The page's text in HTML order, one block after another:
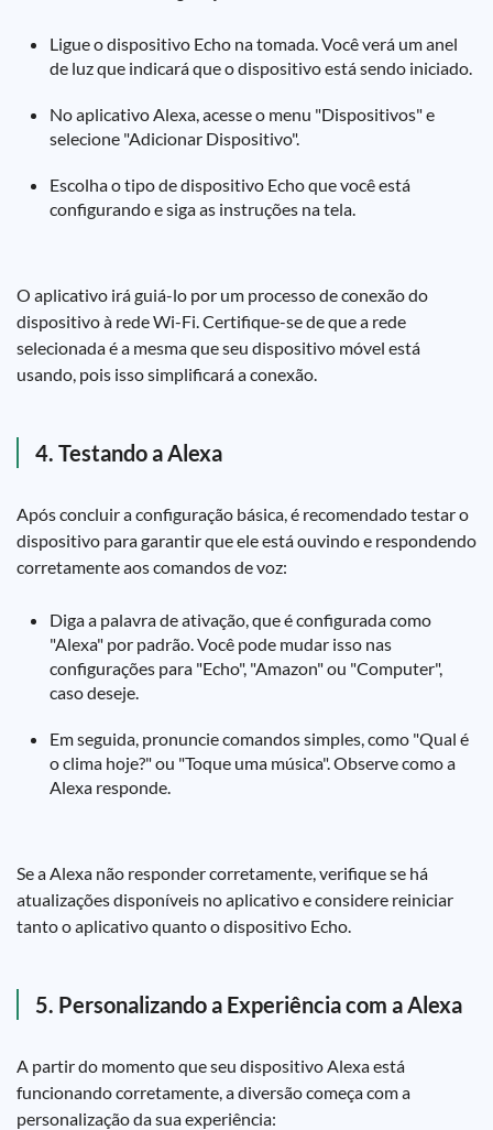
Ligue o dispositivo Echo na tomada. Você verá um anel
de luz que indicará que o dispositivo está sendo iniciado.
No aplicativo Alexa, acesse o menu "Dispositivos" e
selecione "Adicionar Dispositivo".
Escolha o tipo de dispositivo Echo que você está
configurando e siga as instruções na tela.
O aplicativo irá guiá-lo por um processo de conexão do
dispositivo à rede Wi-Fi. Certifique-se de que a rede
selecionada é a mesma que seu dispositivo móvel está
usando, pois isso simplificará a conexão.
4. Testando a Alexa
Após concluir a configuração básica, é recomendado testar o
dispositivo para garantir que ele está ouvindo e respondendo
corretamente aos comandos de voz:
Diga a palavra de ativação, que é configurada como
"Alexa" por padrão. Você pode mudar isso nas
configurações para "Echo", "Amazon" ou "Computer",
caso deseje.
Em seguida, pronuncie comandos simples, como "Qual é
o clima hoje?" ou "Toque uma música". Observe como a
Alexa responde.
Se a Alexa não responder corretamente, verifique se há
atualizações disponíveis no aplicativo e considere reiniciar
tanto o aplicativo quanto o dispositivo Echo.
5. Personalizando a Experiência com a Alexa
A partir do momento que seu dispositivo Alexa está
funcionando corretamente, a diversão começa com a
personalização da sua experiência: